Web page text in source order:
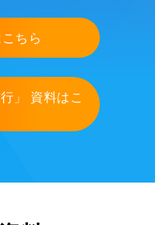
ちら
」 資料はこ